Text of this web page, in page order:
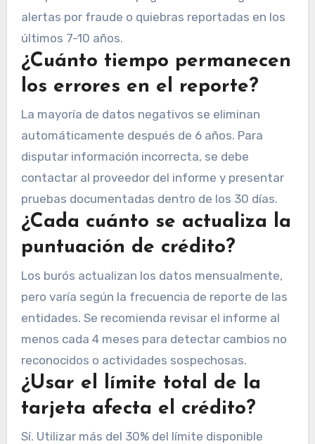
alertas por fraude o quiebras reportadas en los
últimos 7-10 años.
¿Cuánto tiempo permanecen
los errores en el reporte?
La mayoría de datos negativos se eliminan
automáticamente después de 6 años. Para
disputar información incorrecta, se debe
contactar al proveedor del informe y presentar
pruebas documentadas dentro de los 30 días.
¿Cada cuánto se actualiza la
puntuación de crédito?
Los burós actualizan los datos mensualmente,
pero varía según la frecuencia de reporte de las
entidades. Se recomienda revisar el informe al
menos cada 4 meses para detectar cambios no
reconocidos o actividades sospechosas.
¿Usar el límite total de la
tarjeta afecta el crédito?
Sí. Utilizar más del 30% del límite disponible